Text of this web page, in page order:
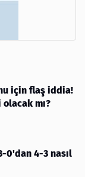
için flaş iddia!
mı?
0'dan 4-3 nasıl